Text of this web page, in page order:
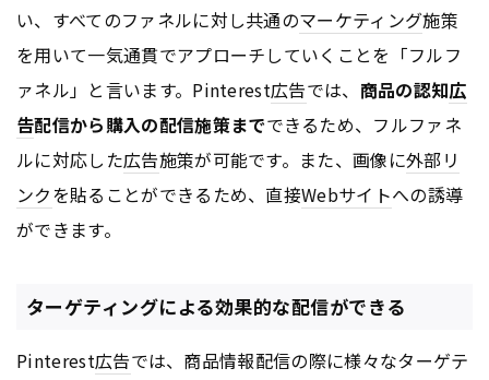
い、すべてのファネルに対し共通のマーケティング施策
を用いて一気通貫でアプローチしていくことを「フルフ
ァネル」と言います。Pinterest広告では、 商品の認知広
告配信から購入の配信施策までできるため、フルファネ
ルに対応した広告施策が可能です。また、画像に外部リ
ンクを貼ることができるため、直接Webサイトへの誘導
ができます。
ターゲティングによる効果的な配信ができる
Pinterest広告では、商品情報配信の際に様々なターゲテ